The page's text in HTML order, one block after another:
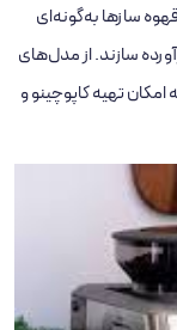
سازها به‌گونه‌ای
سازند. از مدل‌های
تهیه کاپوچینو و